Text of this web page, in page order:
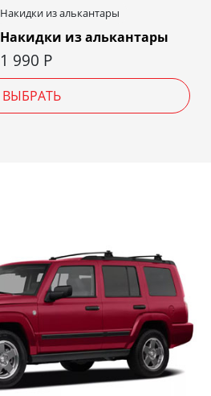
Накидки из алькантары
Накидки из алькантары
1 990 Р
ВЫБРАТЬ